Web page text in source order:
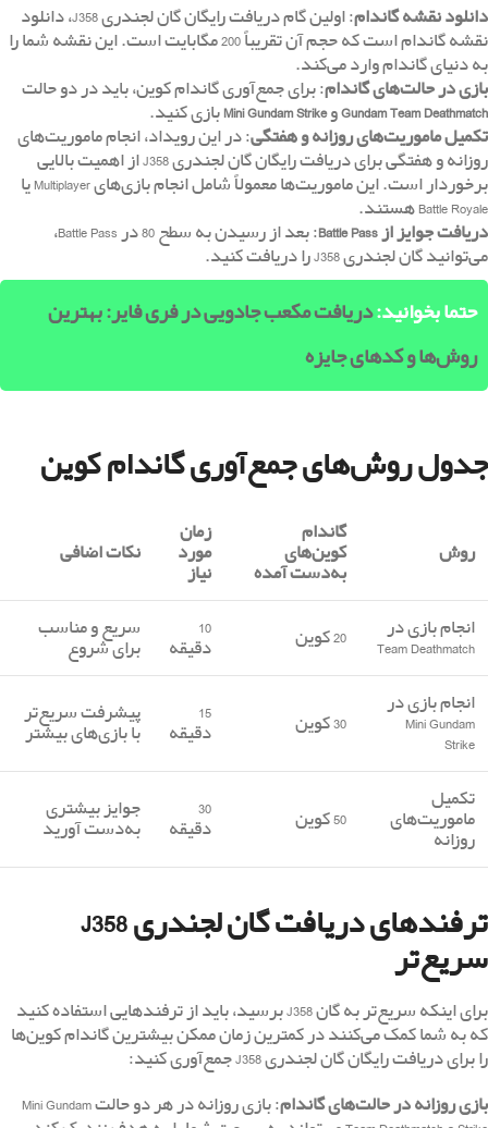
دانلود نقشه گاندام
: اولین گام دریافت رایگان گان لجندری J358، دانلود
نقشه گاندام است که حجم آن تقریباً 200 مگابایت است. این نقشه شما را
به دنیای گاندام وارد می‌کند.
بازی در حالت‌های گاندام: برای جمع‌آوری گاندام کوین، باید در دو حالت
Gundam Team DeathmatchوMini Gundam Strikeبازی کنید.
تکمیل ماموریت‌های روزانه و هفتگی: در این رویداد، انجام ماموریت‌های
روزانه و هفتگی برای دریافت رایگان گان لجندری J358 از اهمیت بالایی
برخوردار است. این ماموریت‌ها معمولاً شامل انجام بازی‌های Multiplayer یا
Battle Royale هستند.
دریافت جوایز از
: بعد از رسیدن به سطح 80 در Battle Pass،
می‌توانید گان لجندری J358 را دریافت کنید.
حتما بخوانید:دریافت مکعب جادویی در فری فایر: بهترین
روش‌ها و کدهای جایزه
جدول روش‌های جمع‌آوری گاندام کوین
روش
گاندام
کوین‌های
به‌دست آمده
زمان
مورد
نیاز
نکات اضافی
انجام بازی در
Team Deathmatch 20 کوین 10
دقیقه
سریع و مناسب
برای شروع
انجام بازی در
Mini Gundam
Strike
30 کوین 15
دقیقه
پیشرفت سریع‌تر
با بازی‌های بیشتر
تکمیل
ماموریت‌های
روزانه
50 کوین 30
دقیقه
جوایز بیشتری
به‌دست آورید
ترفندهای دریافت گان لجندری J358
سریع‌تر
برای اینکه سریع‌تر به گان J358 برسید، باید از ترفندهایی استفاده کنید
که به شما کمک می‌کنند در کمترین زمان ممکن بیشترین گاندام کوین‌ها
را برای دریافت رایگان گان لجندری J358 جمع‌آوری کنید:
بازی روزانه در حالت‌های گاندام
: بازی روزانه در هر دو حالت Mini Gundam